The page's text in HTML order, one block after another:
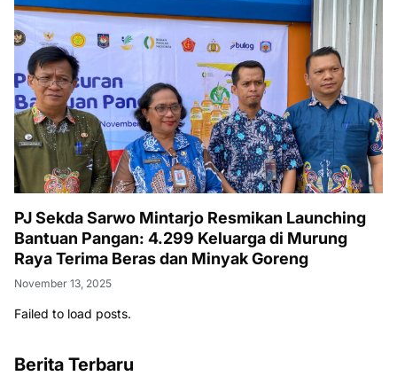
PJ Sekda Sarwo Mintarjo Resmikan Launching
Bantuan Pangan: 4.299 Keluarga di Murung
Raya Terima Beras dan Minyak Goreng
November 13, 2025
Failed to load posts.
Berita Terbaru